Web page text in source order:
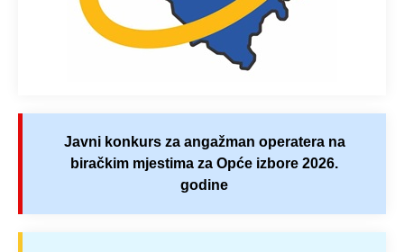
Javni konkurs za angažman operatera na
biračkim mjestima za Opće izbore 2026.
godine